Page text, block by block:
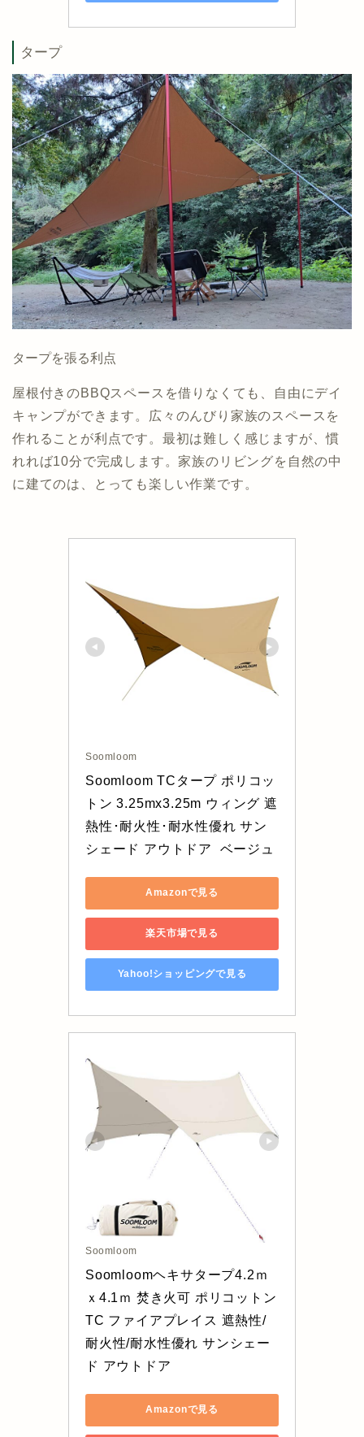
タープ
タープを張る利点
屋根付きのBBQスペースを借りなくても、自由にデイ
キャンプができます。広々のんびり家族のスペースを
作れることが利点です。最初は難しく感じますが、慣
れれば10分で完成します。家族のリビングを自然の中
に建てのは、とっても楽しい作業です。
Soomloom
Soomloom TCタープ ポリコッ
トン 3.25mx3.25m ウィング 遮
熱性･耐火性･耐水性優れ サン
シェード アウトドア  ベージュ
Amazonで見る
楽天市場で見る
Yahoo!ショッピングで見る
Soomloom
Soomloomヘキサタープ4.2ｍ
ｘ4.1ｍ 焚き火可 ポリコットン
TC ファイアプレイス 遮熱性/
耐火性/耐水性優れ サンシェー
ド アウトドア
Amazonで見る